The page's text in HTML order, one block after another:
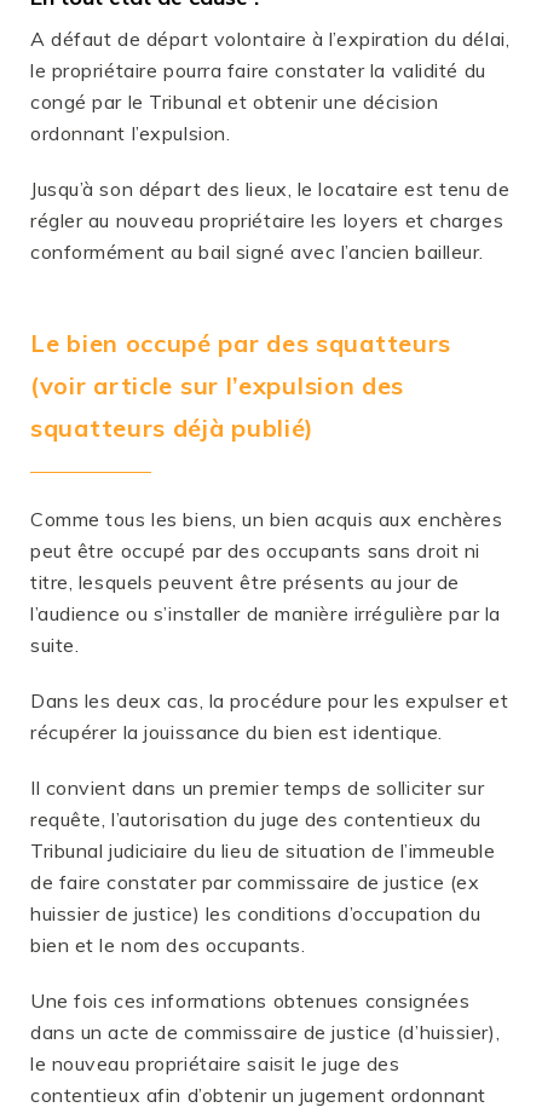
A défaut de départ volontaire à l’expiration du délai,
le propriétaire pourra faire constater la validité du
congé par le Tribunal et obtenir une décision
ordonnant l’expulsion.
Jusqu’à son départ des lieux, le locataire est tenu de
régler au nouveau propriétaire les loyers et charges
conformément au bail signé avec l’ancien bailleur.
Le bien occupé par des squatteurs
(voir article sur l’expulsion des
squatteurs déjà publié)
Comme tous les biens, un bien acquis aux enchères
peut être occupé par des occupants sans droit ni
titre, lesquels peuvent être présents au jour de
l’audience ou s’installer de manière irrégulière par la
suite.
Dans les deux cas, la procédure pour les expulser et
récupérer la jouissance du bien est identique.
Il convient dans un premier temps de solliciter sur
requête, l’autorisation du juge des contentieux du
Tribunal judiciaire du lieu de situation de l’immeuble
de faire constater par commissaire de justice (ex
huissier de justice) les conditions d’occupation du
bien et le nom des occupants.
Une fois ces informations obtenues consignées
dans un acte de commissaire de justice (d’huissier),
le nouveau propriétaire saisit le juge des
contentieux afin d’obtenir un jugement ordonnant